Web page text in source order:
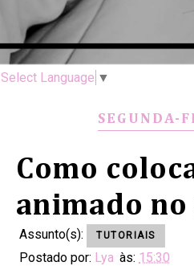
Select Language ▼
SEGUNDA-
Como
animado no
Assunto(s): TUTORIAIS
Postado por: Lya às: 15:30